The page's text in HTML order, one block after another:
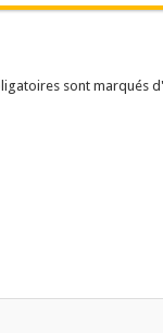
sont marqués